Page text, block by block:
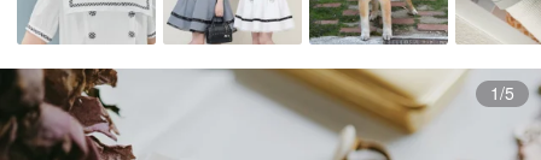
1/5